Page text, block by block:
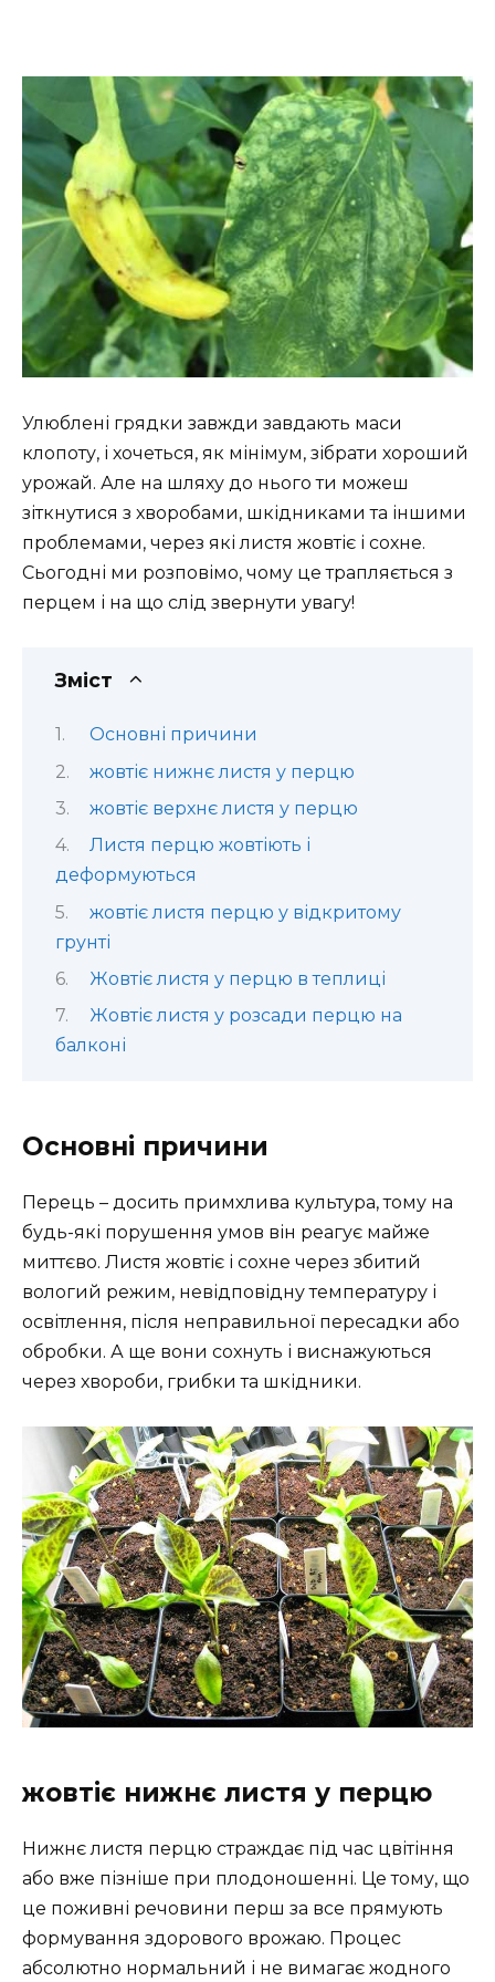
Улюблені грядки завжди завдають маси
клопоту, і хочеться, як мінімум, зібрати хороший
урожай. Але на шляху до нього ти можеш
зіткнутися з хворобами, шкідниками та іншими
проблемами, через які листя жовтіє і сохне.
Сьогодні ми розповімо, чому це трапляється з
перцем і на що слід звернути увагу!
Зміст
Основні причини
жовтіє нижнє листя у перцю
жовтіє верхнє листя у перцю
Листя перцю жовтіють і
деформуються
жовтіє листя перцю у відкритому
грунті
Жовтіє листя у перцю в теплиці
Жовтіє листя у розсади перцю на
балконі
Основні причини
Перець – досить примхлива культура, тому на
будь-які порушення умов він реагує майже
миттєво. Листя жовтіє і сохне через збитий
вологий режим, невідповідну температуру і
освітлення, після неправильної пересадки або
обробки. А ще вони сохнуть і виснажуються
через хвороби, грибки та шкідники.
жовтіє нижнє листя у перцю
Нижнє листя перцю страждає під час цвітіння
або вже пізніше при плодоношенні. Це тому, що
це поживні речовини перш за все прямують
формування здорового врожаю. Процес
абсолютно нормальний і не вимагає жодного